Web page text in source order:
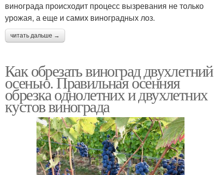
винограда происходит процесс вызревания не только
урожая, а еще и самих виноградных лоз.
читать дальше →
Как обрезать виноград двухлетний
осенью. Правильная осенняя
обрезка однолетних и двухлетних
кустов винограда